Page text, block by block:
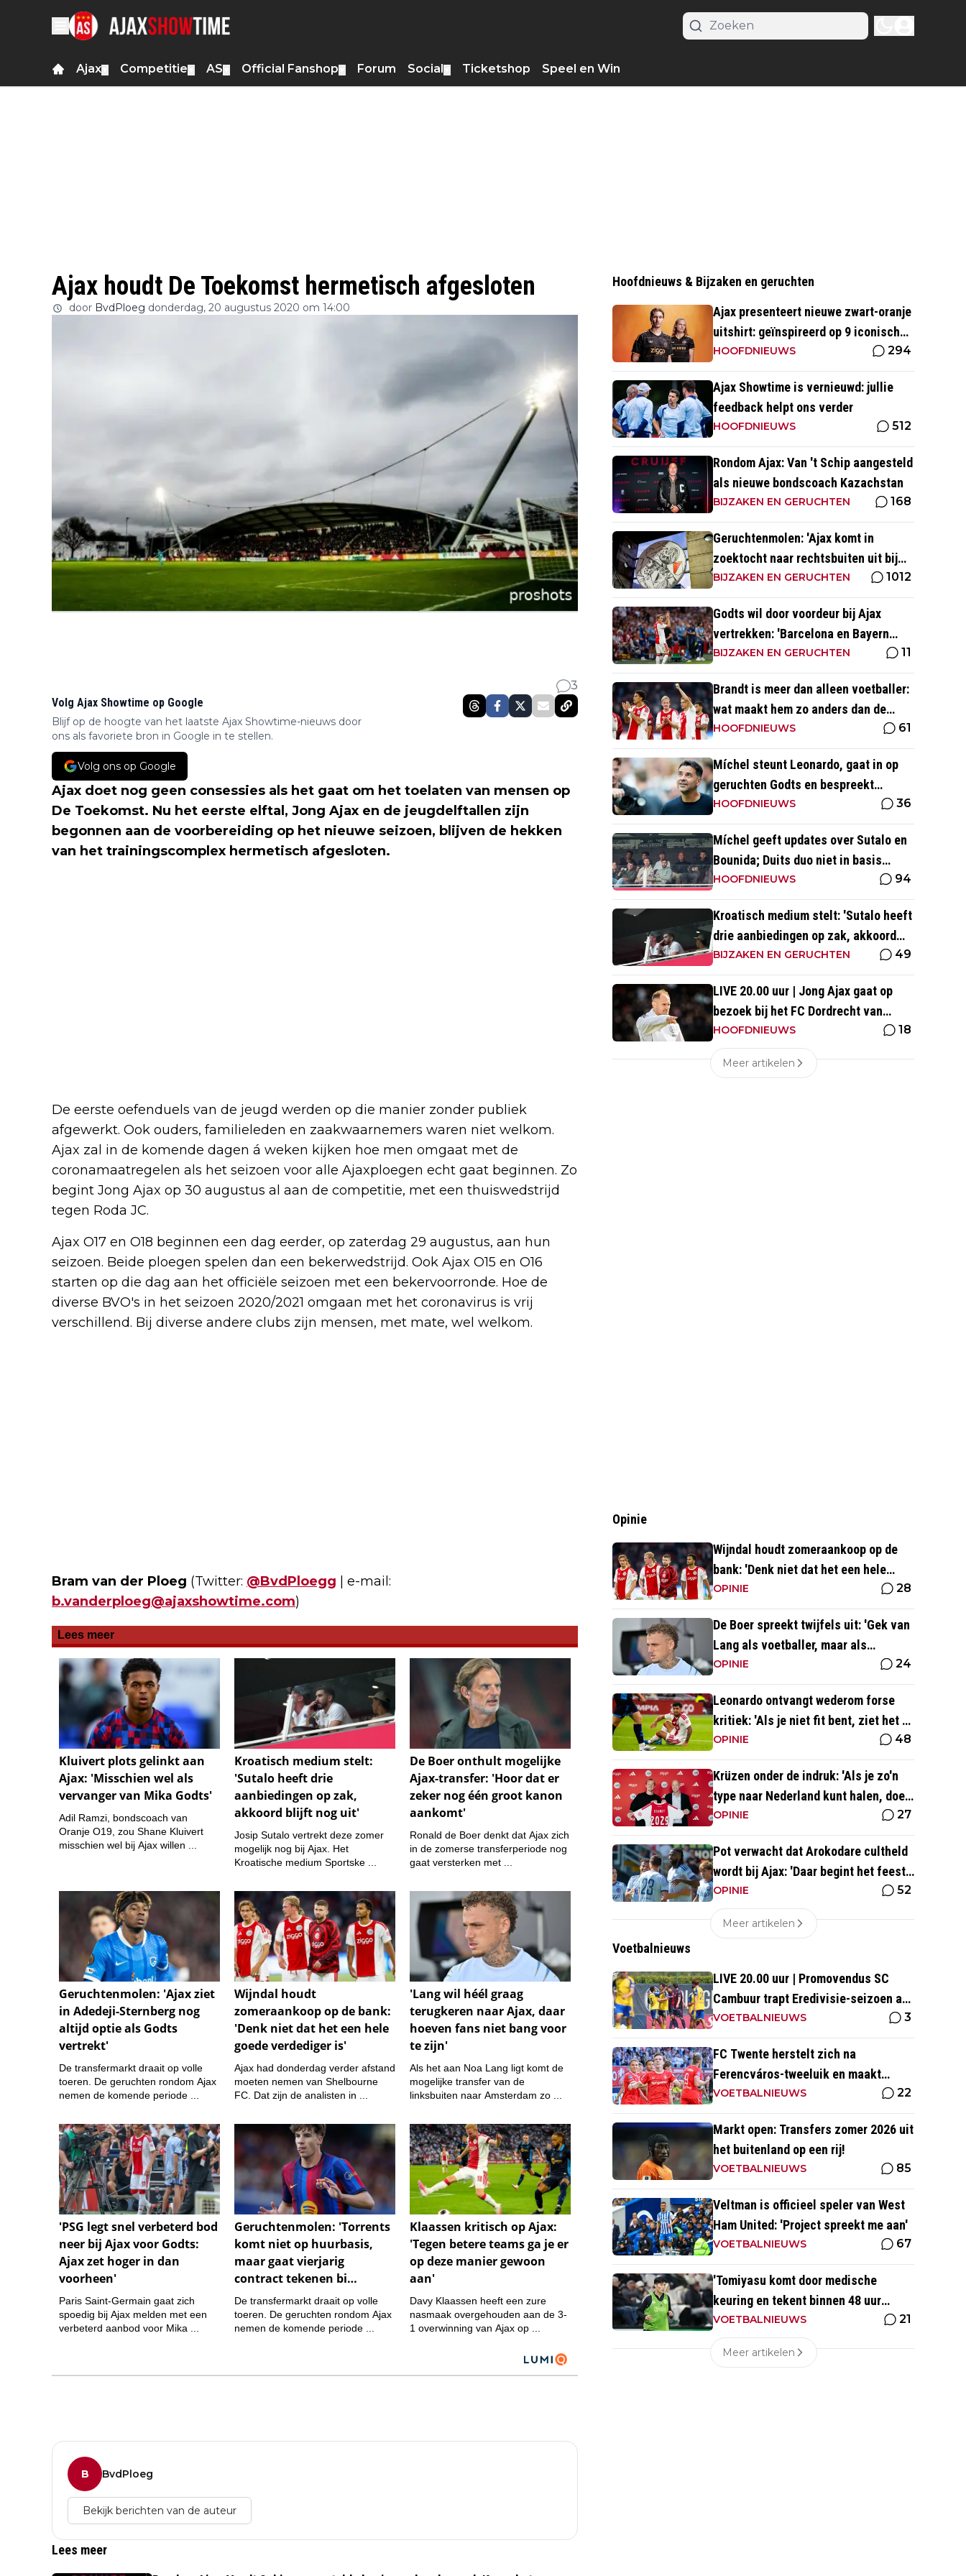
Ajax Competitie AS Official Fanshop Forum Social Ticketshop Speel en Win
Ajax houdt De Toekomst hermetisch afgesloten
door BvdPloeg donderdag, 20 augustus 2020 om 14:00
3
Volg Ajax Showtime op Google
Blijf op de hoogte van het laatste Ajax Showtime-nieuws door
ons als favoriete bron in Google in te stellen.
Volg ons op Google
Ajax doet nog geen consessies als het gaat om het toelaten van mensen op
De Toekomst. Nu het eerste elftal, Jong Ajax en de jeugdelftallen zijn
begonnen aan de voorbereiding op het nieuwe seizoen, blijven de hekken
van het trainingscomplex hermetisch afgesloten.
De eerste oefenduels van de jeugd werden op die manier zonder publiek
afgewerkt. Ook ouders, familieleden en zaakwaarnemers waren niet welkom.
Ajax zal in de komende dagen á weken kijken hoe men omgaat met de
coronamaatregelen als het seizoen voor alle Ajaxploegen echt gaat beginnen. Zo
begint Jong Ajax op 30 augustus al aan de competitie, met een thuiswedstrijd
tegen Roda JC.
Ajax O17 en O18 beginnen een dag eerder, op zaterdag 29 augustus, aan hun
seizoen. Beide ploegen spelen dan een bekerwedstrijd. Ook Ajax O15 en O16
starten op die dag aan het officiële seizoen met een bekervoorronde. Hoe de
diverse BVO's in het seizoen 2020/2021 omgaan met het coronavirus is vrij
verschillend. Bij diverse andere clubs zijn mensen, met mate, wel welkom.
Bram van der Ploeg (Twitter: @BvdPloegg | e-mail:
b.vanderploeg@ajaxshowtime.com)
B BvdPloeg
Bekijk berichten van de auteur
Lees meer
Hoofdnieuws & Bijzaken en geruchten
Ajax presenteert nieuwe zwart-oranje
uitshirt: geïnspireerd op 9 iconische
momenten uit clubhistorie
HOOFDNIEUWS 294
Ajax Showtime is vernieuwd: jullie
feedback helpt ons verder
HOOFDNIEUWS 512
Rondom Ajax: Van 't Schip aangesteld
als nieuwe bondscoach Kazachstan
BIJZAKEN EN GERUCHTEN 168
Geruchtenmolen: 'Ajax komt in
zoektocht naar rechtsbuiten uit bij
Couto'
BIJZAKEN EN GERUCHTEN 1012
Godts wil door voordeur bij Ajax
vertrekken: 'Barcelona en Bayern
waren ook heel serieus'
BIJZAKEN EN GERUCHTEN 11
Brandt is meer dan alleen voetballer:
wat maakt hem zo anders dan de
'gemiddelde' voetballer?
HOOFDNIEUWS 61
Míchel steunt Leonardo, gaat in op
geruchten Godts en bespreekt
toekomst Baas bij Ajax
HOOFDNIEUWS 36
Míchel geeft updates over Sutalo en
Bounida; Duits duo niet in basis
tegen PEC Zwolle
HOOFDNIEUWS 94
Kroatisch medium stelt: 'Sutalo heeft
drie aanbiedingen op zak, akkoord
blijft nog uit'
BIJZAKEN EN GERUCHTEN 49
LIVE 20.00 uur | Jong Ajax gaat op
bezoek bij het FC Dordrecht van
Nuijten
HOOFDNIEUWS 18
Meer artikelen
Opinie
Wijndal houdt zomeraankoop op de
bank: 'Denk niet dat het een hele
goede verdediger is'
OPINIE 28
De Boer spreekt twijfels uit: 'Gek van
Lang als voetballer, maar als
persoonlijkheid niet'
OPINIE 24
Leonardo ontvangt wederom forse
kritiek: 'Als je niet fit bent, ziet het er
best wel slecht uit'
OPINIE 48
Krüzen onder de indruk: 'Als je zo'n
type naar Nederland kunt halen, doe
je iets goed'
OPINIE 27
Pot verwacht dat Arokodare cultheld
wordt bij Ajax: 'Daar begint het feest
eigenlijk al'
OPINIE 52
Meer artikelen
Voetbalnieuws
LIVE 20.00 uur | Promovendus SC
Cambuur trapt Eredivisie-seizoen af
tegen Excelsior
VOETBALNIEUWS 3
FC Twente herstelt zich na
Ferencváros-tweeluik en maakt
gehakt van Slowaakse opponent
VOETBALNIEUWS 22
Markt open: Transfers zomer 2026 uit
het buitenland op een rij!
VOETBALNIEUWS 85
Veltman is officieel speler van West
Ham United: 'Project spreekt me aan'
VOETBALNIEUWS 67
'Tomiyasu komt door medische
keuring en tekent binnen 48 uur
contract bij nieuwe club'
VOETBALNIEUWS 21
Meer artikelen